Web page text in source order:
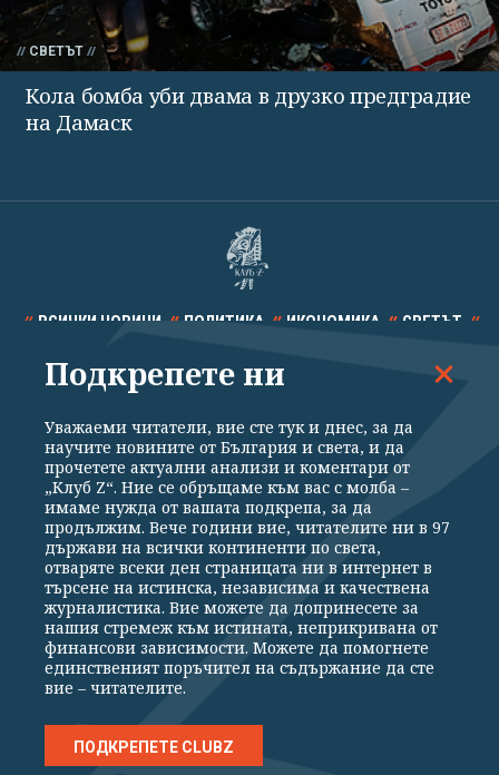
СВЕТЪТ
Кола бомба уби двама в друзко предградие
на Дамаск
ВСИЧКИ НОВИНИ ПОЛИТИКА ИКОНОМИКА СВЕТЪТ
СПОРТ КУЛТУРА ТЕХНОЛОГИИ КАЛЕЙДОСКОП
Общи условия
Политика за поверителност
Реклама
Партньори Контакти
За Клуб Z
Екип
Подкрепете ни
Издател на www.clubz.bg е „Клуб Зебра Медия“ ЕООД, София, ул. "Алеко
Константинов" 3. Всички права запазени 2026 „Клуб Зебра Медия“
Препечатването на материали, снимки и видео от www.clubz.bg без
разрешение ще бъде преследвано по съдебен път, съгласно
ОБЩИТЕ УСЛОВИЯ
Подкрепете ни
Уважаеми читатели, вие сте тук и днес, за да
научите новините от България и света, и да
прочетете актуални анализи и коментари от
„Клуб Z“. Ние се обръщаме към вас с молба –
имаме нужда от вашата подкрепа, за да
продължим. Вече години вие, читателите ни в 97
държави на всички континенти по света,
отваряте всеки ден страницата ни в интернет в
търсене на истинска, независима и качествена
журналистика. Вие можете да допринесете за
нашия стремеж към истината, неприкривана от
финансови зависимости. Можете да помогнете
единственият поръчител на съдържание да сте
вие – читателите.
ПОДКРЕПЕТЕ CLUBZ